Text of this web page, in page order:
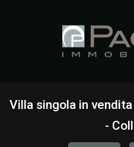
Villa singola in
-